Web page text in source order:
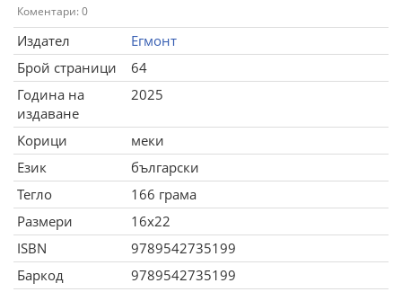
Коментари: 0
Издател
Егмонт
Брой страници
64
Година на
издаване
2025
Корици
меки
Език
български
Тегло
166 грама
Размери
16x22
ISBN
9789542735199
Баркод
9789542735199